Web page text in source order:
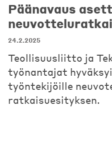
Päänavaus
24.2.2025
Teollisuusliitto ja
työnantajat
työntekijöille
ratkaisuesityksen.